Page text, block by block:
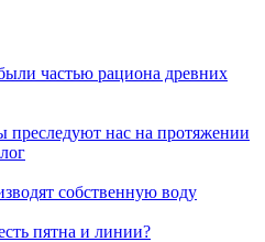
частью рациона древних
нас на протяжении
собственную воду
пятна и линии?